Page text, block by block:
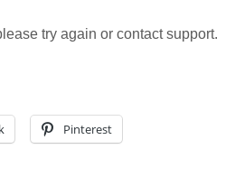
try again or contact support.
Pinterest